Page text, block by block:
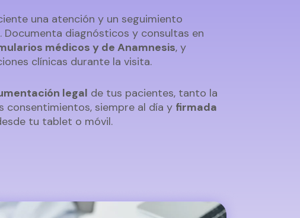
una atención y un seguimiento
Documenta diagnósticos y consultas en
médicos y de Anamnesis, y
clínicas durante la visita.
legal de tus pacientes, tanto la
consentimientos, siempre al día y firmada
tu tablet o móvil.